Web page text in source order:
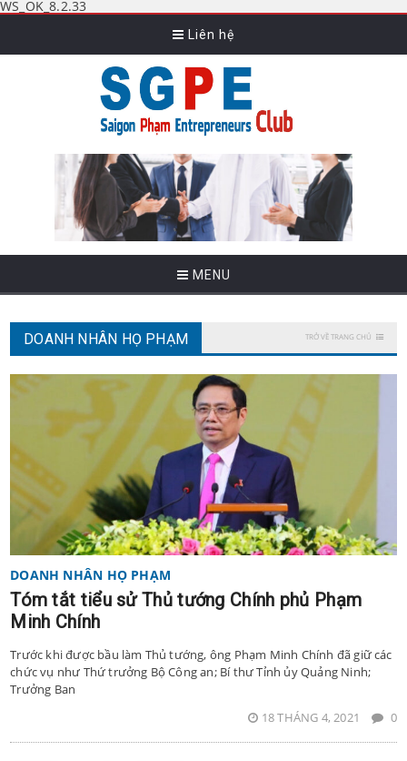
WS_OK_8.2.33
Liên hệ
MENU
DOANH NHÂN HỌ PHẠM TRỞ VỀ TRANG CHỦ
DOANH NHÂN HỌ PHẠM
Tóm tắt tiểu sử Thủ tướng Chính phủ Phạm
Minh Chính
Trước khi được bầu làm Thủ tướng, ông Phạm Minh Chính đã giữ các
chức vụ như Thứ trưởng Bộ Công an; Bí thư Tỉnh ủy Quảng Ninh;
Trưởng Ban
18 THÁNG 4, 2021
0